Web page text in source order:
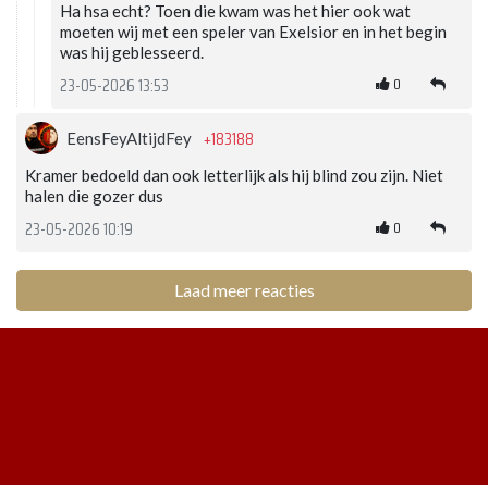
Ha hsa echt? Toen die kwam was het hier ook wat
moeten wij met een speler van Exelsior en in het begin
was hij geblesseerd.
23-05-2026 13:53 0
EensFeyAltijdFey +183188
Kramer bedoeld dan ook letterlijk als hij blind zou zijn. Niet
halen die gozer dus
23-05-2026 10:19 0
Laad meer reacties